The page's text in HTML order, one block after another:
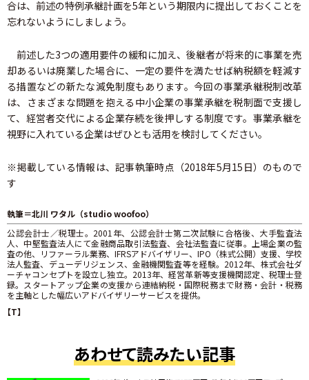
合は、前述の特例承継計画を5年という期限内に提出しておくことを
忘れないようにしましょう。
前述した3つの適用要件の緩和に加え、後継者が将来的に事業を売
却あるいは廃業した場合に、一定の要件を満たせば納税額を軽減す
る措置などの新たな減免制度もあります。今回の事業承継税制改革
は、さまざまな問題を抱える中小企業の事業承継を税制面で支援し
て、経営者交代による企業存続を後押しする制度です。事業承継を
視野に入れている企業はぜひとも活用を検討してください。
※掲載している情報は、記事執筆時点（2018年5月15日）のもので
す
執筆＝北川 ワタル（studio woofoo）
公認会計士／税理士。2001年、公認会計士第二次試験に合格後、大手監査法
人、中堅監査法人にて金融商品取引法監査、会社法監査に従事。上場企業の監
査の他、リファーラル業務、IFRSアドバイザリー、IPO（株式公開）支援、学校
法人監査、デューデリジェンス、金融機関監査等を経験。2012年、株式会社ダ
ーチャコンセプトを設立し独立。2013年、経営革新等支援機関認定、税理士登
録。スタートアップ企業の支援から連結納税・国際税務まで財務・会計・税務
を主軸とした幅広いアドバイザリーサービスを提供。
【T】
あわせて読みたい記事